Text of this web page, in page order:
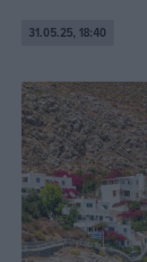
31.05.25, 18:40